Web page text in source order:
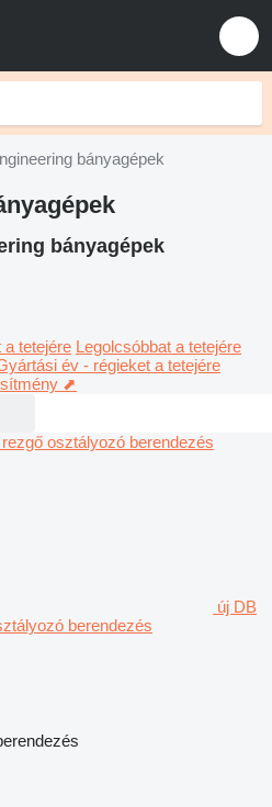
bányagépek
bányagépek
a tetejére Legolcsóbbat a tetejére
év - régieket a tetejére
⬈
új DB
berendezés